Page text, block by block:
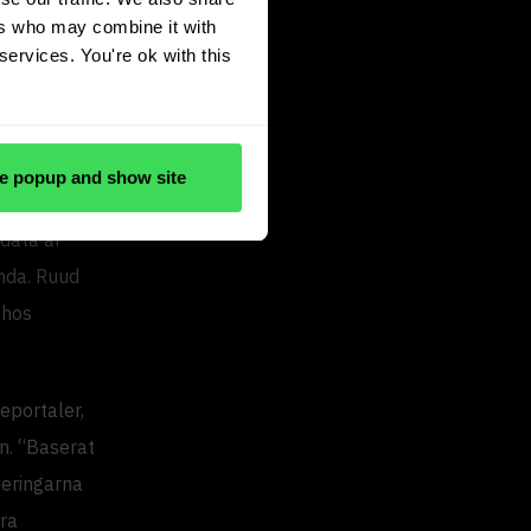
who may combine it with
You're ok with this
popup and show site
är
Ruud
“Baserat